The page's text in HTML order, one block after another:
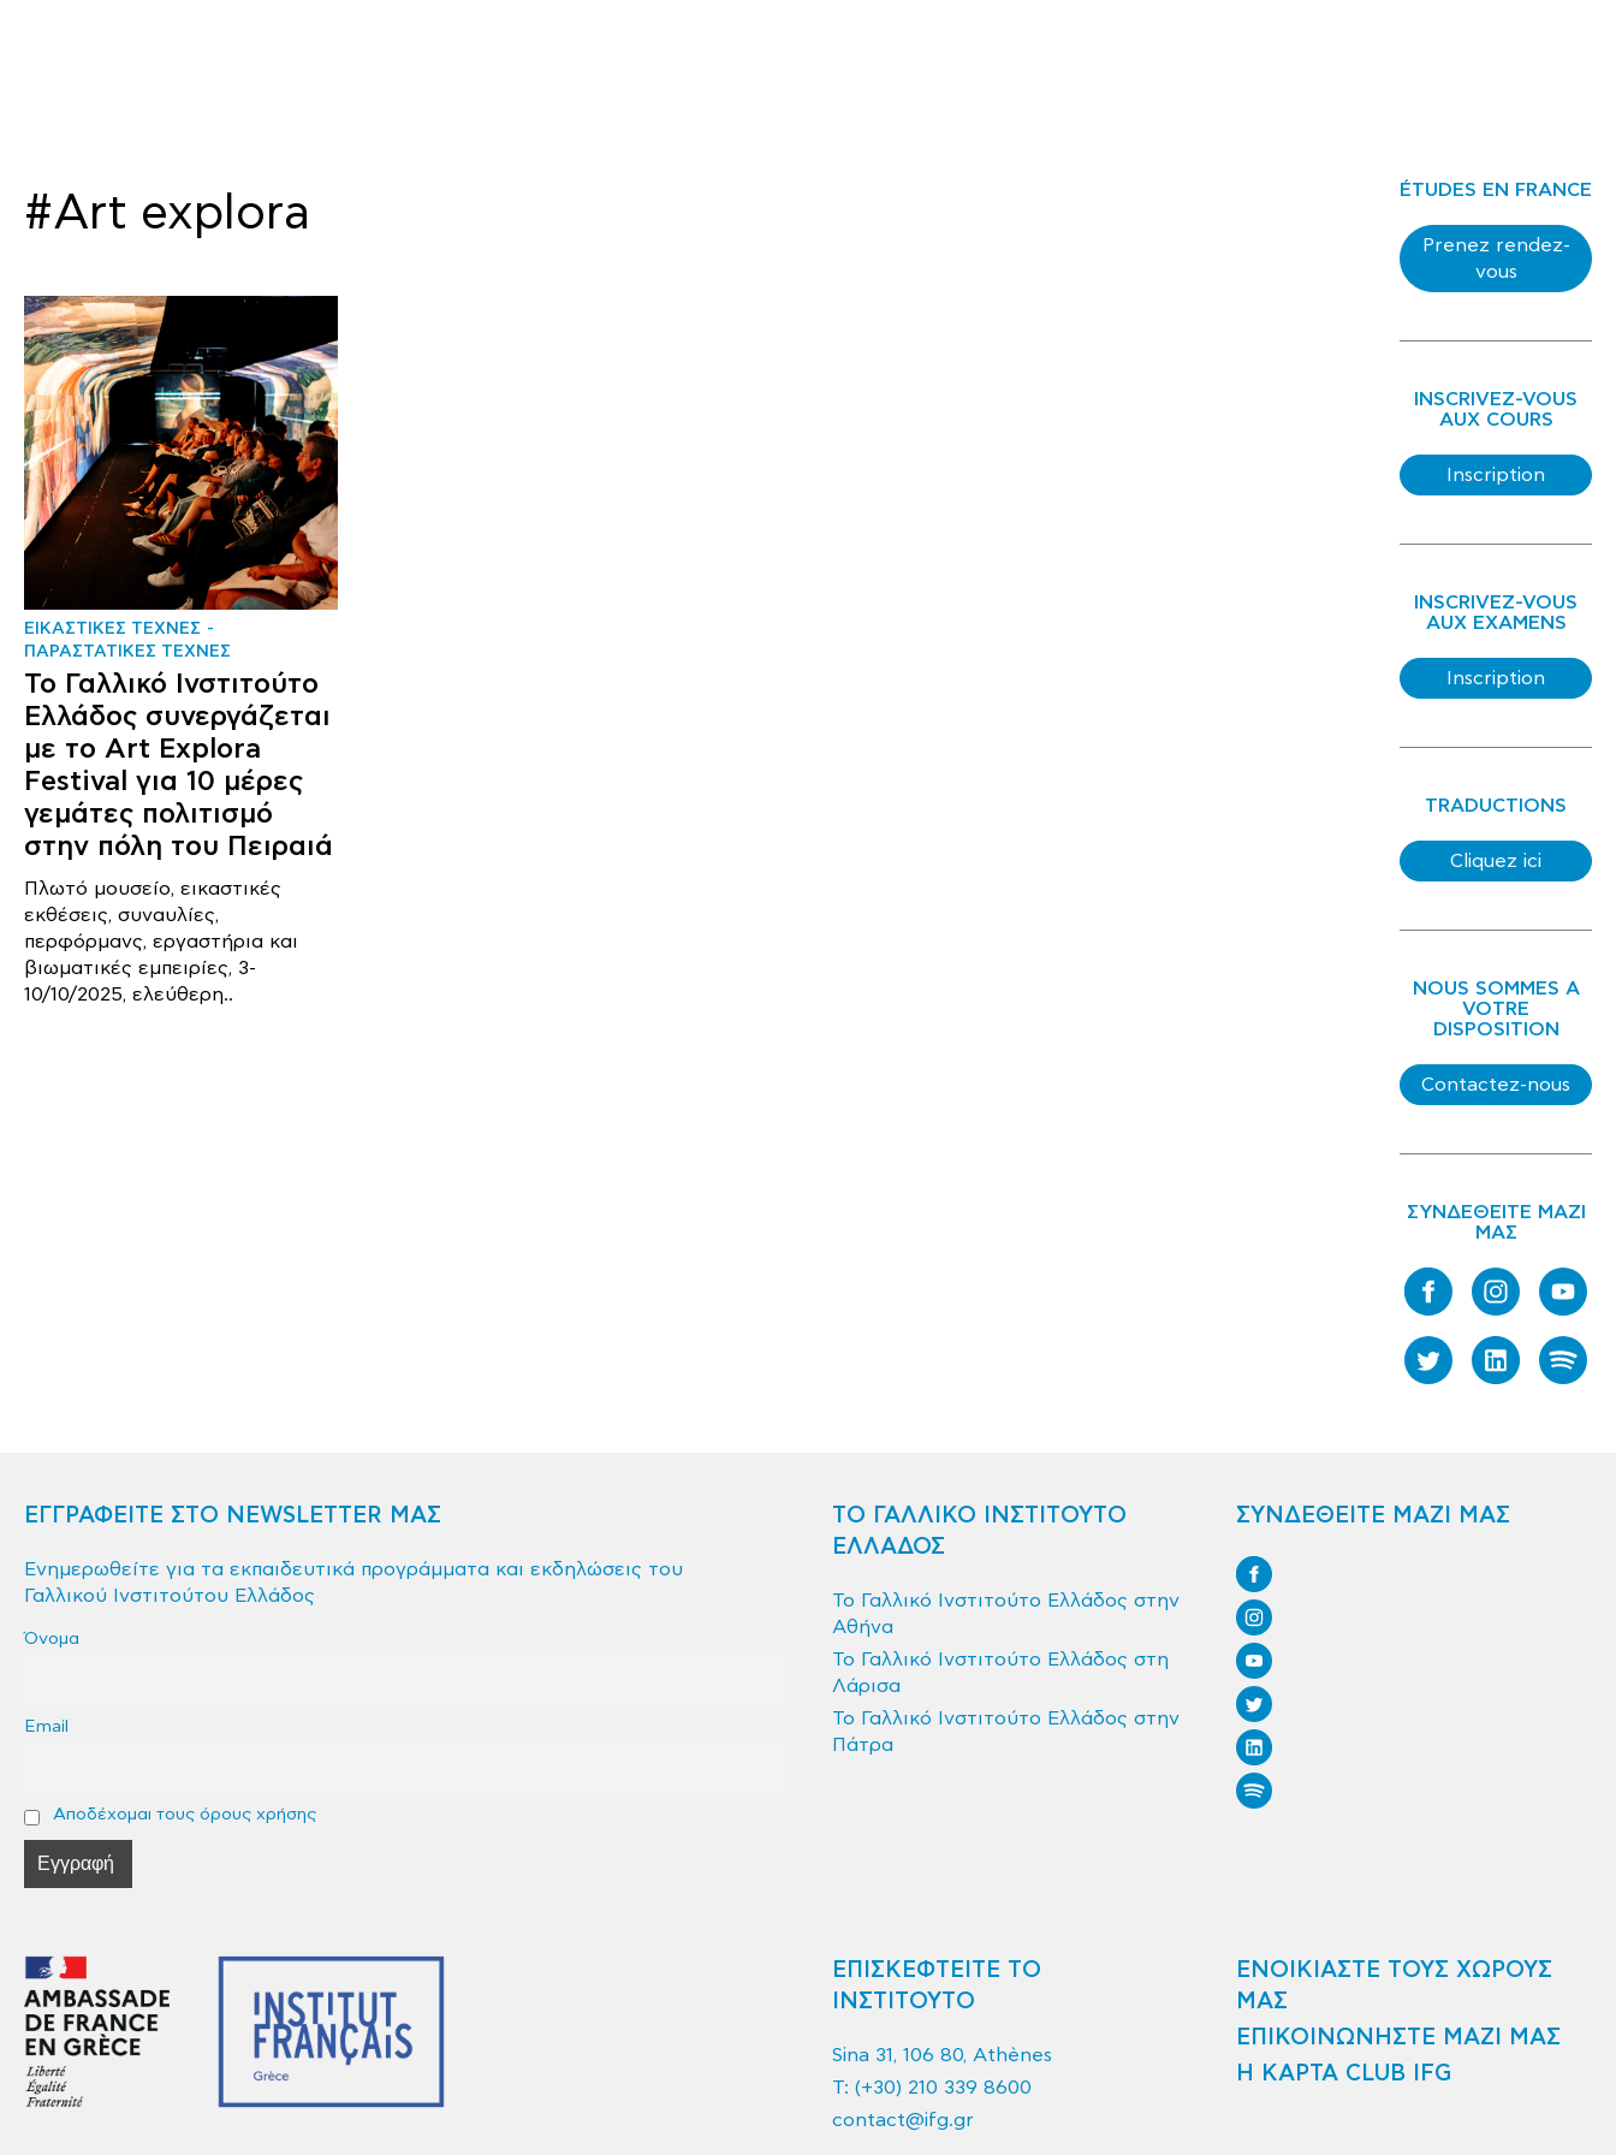
#Art explora
ΕΙΚΑΣΤΙΚΕΣ ΤΕΧΝΕΣ
ΠΑΡΑΣΤΑΤΙΚΕΣ ΤΕΧΝΕΣ
Το Γαλλικό Ινστιτούτο
Ελλάδος συνεργάζεται
με το Art Explora
Festival για 10 μέρες
γεμάτες πολιτισμό
στην πόλη του Πειραιά
Πλωτό μουσείο, εικαστικές
εκθέσεις, συναυλίες,
περφόρμανς, εργαστήρια και
βιωματικές εμπειρίες, 3-
10/10/2025, ελεύθερη..
ÉTUDES EN FRANCE
Prenez rendez-
vous
INSCRIVEZ-VOUS
AUX COURS
Inscription
INSCRIVEZ-VOUS
AUX EXAMENS
Inscription
TRADUCTIONS
Cliquez ici
NOUS SOMMES A
VOTRE
DISPOSITION
Contactez-nous
ΣΥΝΔΕΘΕΙΤΕ ΜΑΖΙ
ΜΑΣ
ΕΓΓΡΑΦΕΙΤΕ ΣΤΟ NEWSLETTER ΜΑΣ
Ενημερωθείτε για τα εκπαιδευτικά προγράμματα και εκδηλώσεις του
Γαλλικού Ινστιτούτου Ελλάδος
Όνομα
Email
Αποδέχομαι τους όρους χρήσης
ΤΟ ΓΑΛΛΙΚΟ ΙΝΣΤΙΤΟΥΤΟ
ΕΛΛΑΔΟΣ
Το Γαλλικό Ινστιτούτο Ελλάδος στην
Αθήνα
Το Γαλλικό Ινστιτούτο Ελλάδος στη
Λάρισα
Το Γαλλικό Ινστιτούτο Ελλάδος στην
Πάτρα
ΣΥΝΔΕΘΕΙΤΕ ΜΑΖΙ ΜΑΣ
ΕΠΙΣΚΕΦΤΕΙΤΕ ΤΟ
ΙΝΣΤΙΤΟΥΤΟ
Sina 31, 106 80, Athènes
T: (+30) 210 339 8600
contact@ifg.gr
ΕΝΟΙΚΙΑΣΤΕ ΤΟΥΣ ΧΩΡΟΥΣ
ΜΑΣ
ΕΠΙΚΟΙΝΩΝΗΣΤΕ ΜΑΖΙ ΜΑΣ
Η ΚΑΡΤΑ CLUB IFG